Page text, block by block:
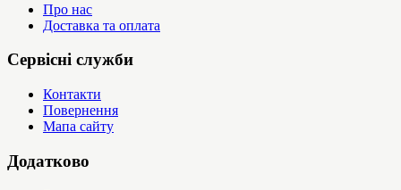
Про нас
Доставка та оплата
Сервісні служби
Контакти
Повернення
Мапа сайту
Додатково